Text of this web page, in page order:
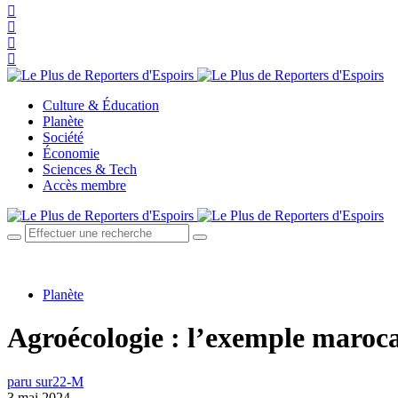
Culture & Éducation
Planète
Société
Économie
Sciences & Tech
Accès membre
Planète
Agroécologie : l’exemple
paru sur22-M